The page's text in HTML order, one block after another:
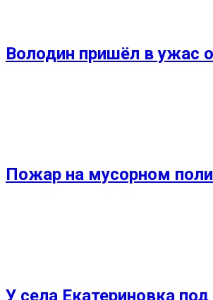
Володин пришёл в ужас
Пожар на мусорном
У села Екатериновка